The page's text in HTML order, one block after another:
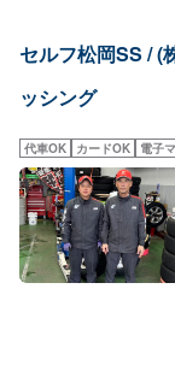
セルフ松岡SS / (
ッシング
代車OK カードOK 電子